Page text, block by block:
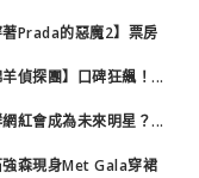
著Prada的惡魔2】票房
羊偵探團】口碑狂飆！...
紅會成為未來明星？...
森現身Met Gala穿裙